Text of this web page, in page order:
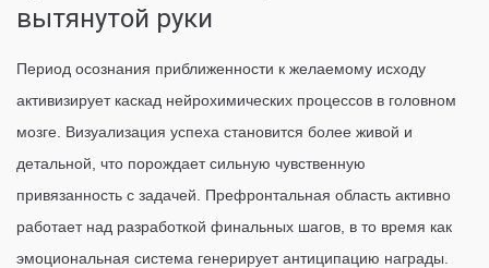
вытянутой руки
Период осознания приближенности к желаемому исходу
активизирует каскад нейрохимических процессов в головном
мозге. Визуализация успеха становится более живой и
детальной, что порождает сильную чувственную
привязанность с задачей. Префронтальная область активно
работает над разработкой финальных шагов, в то время как
эмоциональная система генерирует антиципацию награды.